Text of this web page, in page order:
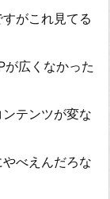
がこれ見てる
広くなかった
テンツが変な
べえんだろな